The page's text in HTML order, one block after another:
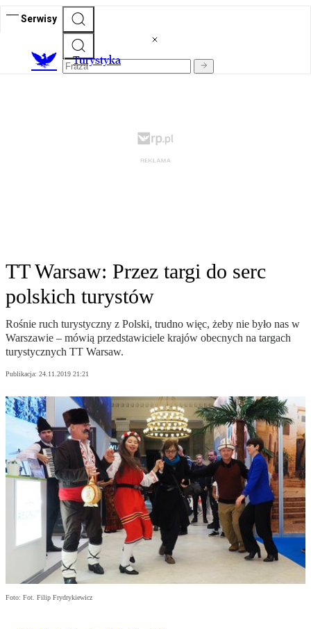
Serwisy
Turystyka
TT Warsaw: Przez targi do serc
polskich turystów
Rośnie ruch turystyczny z Polski, trudno więc, żeby nie było nas w
Warszawie – mówią przedstawiciele krajów obecnych na targach
turystycznych TT Warsaw.
Publikacja: 24.11.2019 21:21
Foto: Fot. Filip Frydrykiewicz